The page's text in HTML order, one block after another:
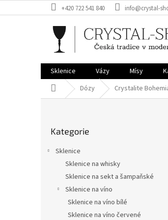
na
+420 722 541 840 info@crystal-
Sklenice Vázy Mísy
Domů Dózy Crystalite
kategorie
Kategorie
Sklenice
Sklenice na whisky
Sklenice na sekt a šampaňské
Sklenice na víno
Sklenice na víno bílé
Sklenice na víno červené